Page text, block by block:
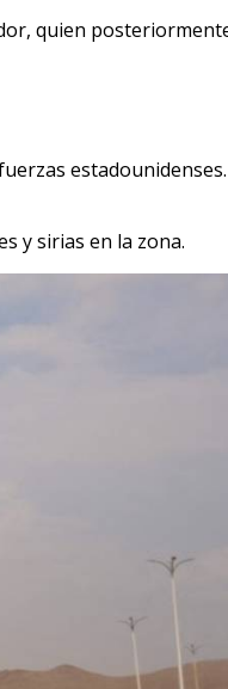
quien
y sirias en la zona.